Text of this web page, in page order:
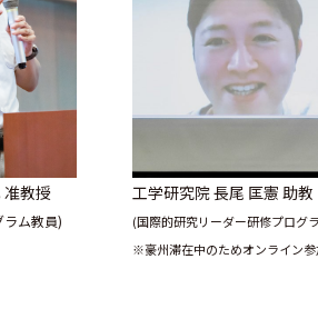
也 准教授
ム教員)
工学研究院 長尾 匡
(国際的研究リーダー研修プログ
※豪州滞在中のためオンライン